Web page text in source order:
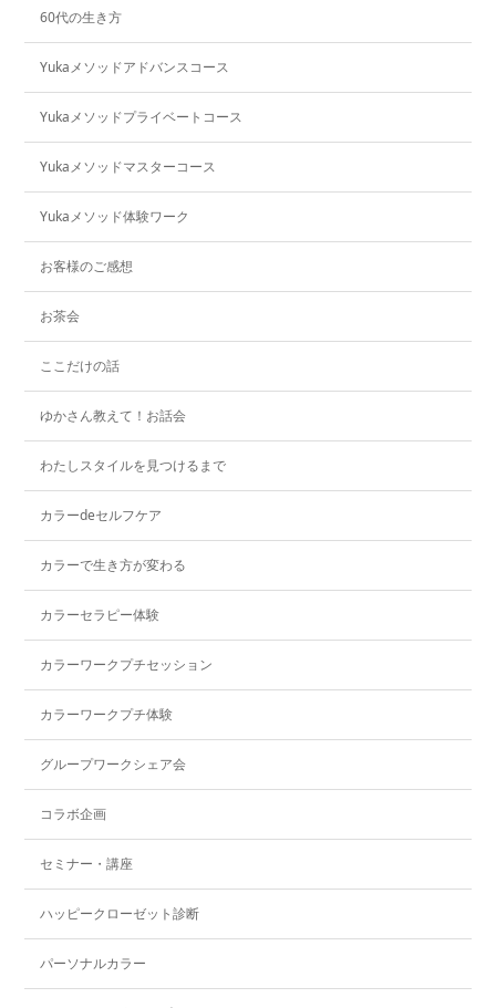
60代の生き方
Yukaメソッドアドバンスコース
Yukaメソッドプライベートコース
Yukaメソッドマスターコース
Yukaメソッド体験ワーク
お客様のご感想
お茶会
ここだけの話
ゆかさん教えて！お話会
わたしスタイルを見つけるまで
カラーdeセルフケア
カラーで生き方が変わる
カラーセラピー体験
カラーワークプチセッション
カラーワークプチ体験
グループワークシェア会
コラボ企画
セミナー・講座
ハッピークローゼット診断
パーソナルカラー